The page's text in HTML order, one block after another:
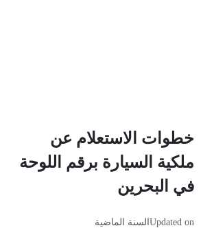
خطوات الاستعلام عن
ملكية السيارة برقم اللوحة
في البحرين
Updated onالسنة الماضية